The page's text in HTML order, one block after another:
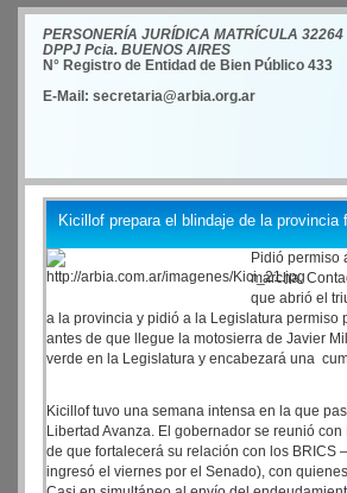
PERSONERÍA JURÍDICA MATRÍCULA 32264
DPPJ Pcia. BUENOS AIRES
N° Registro de Entidad de Bien Público 433
E-Mail: secretaria@arbia.org.ar
Kicillof prepara el blindaje de la
Pidió permiso
marcha.
que abrió el
a la provincia y pidió a la Legislatura
antes de que llegue la motosierra de Javier
verde en la Legislatura y encabezará una
Kicillof tuvo una semana intensa en la que
Libertad Avanza. El gobernador se reunió
de que fortalecerá su relación con los BRICS
ingresó el viernes por el Senado), con